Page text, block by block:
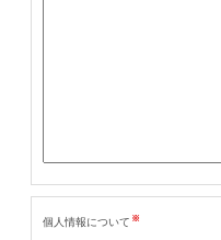
個人情報について ※